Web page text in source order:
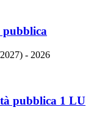
pubblica
- 2026
pubblica 1 LU